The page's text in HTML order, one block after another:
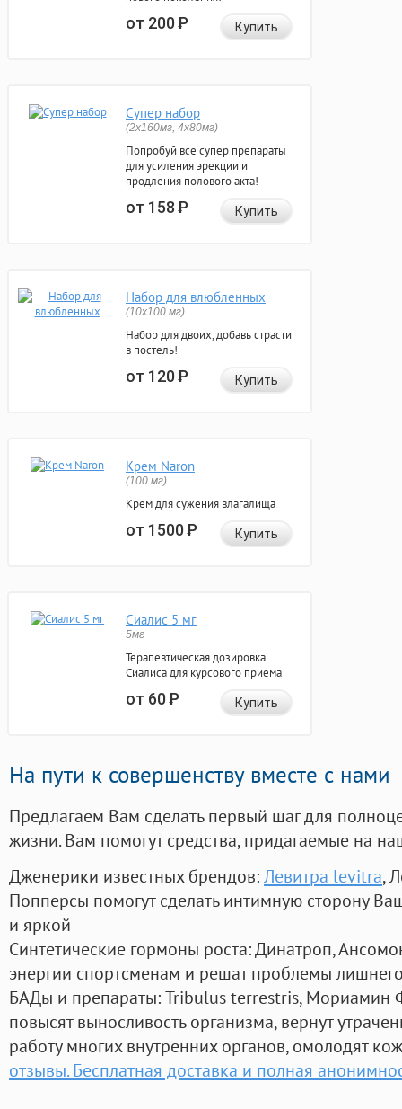
от 200Р Купить
Супер набор
(2х160мг, 4х80мг)
Попробуй все супер препараты
для усиления эрекции и
продления полового акта!
от 158Р Купить
Набор для влюбленных
(10х100 мг)
Набор для двоих, добавь страсти
в постель!
от 120Р Купить
Крем Naron
(100 мг)
Крем для сужения влагалища
от 1500Р Купить
Сиалис 5 мг
5мг
Терапевтическая дозировка
Сиалиса для курсового приема
от 60Р Купить
На пути к совершенству вместе с нами
Предлагаем Вам сделать первый шаг для
жизни. Вам помогут средства, придагаемые на
Дженерики известных брендов:Левитра levitra,
Попперсы помогут сделать интимную сторону
и яркой
Синтетические гормоны роста: Динатроп,
энергии спортсменам и решат проблемы
БАДы и препараты:Tribulus terrestris, Мориамин
повысят выносливость организма, вернут
работу многих внутренних органов, омолодят
отзывы. Бесплатная доставка и полная